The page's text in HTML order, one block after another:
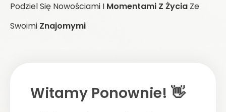
Podziel Się Nowościami I Momentami Z Życia Ze
Swoimi Znajomymi
Witamy Ponownie! 👋